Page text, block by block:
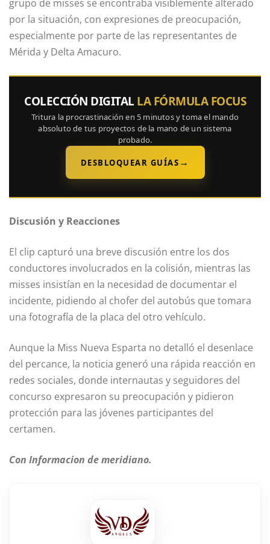
grupo de misses se encontraba visiblemente alterado
por la situación, con expresiones de preocupación,
especialmente por parte de las representantes de
Mérida y Delta Amacuro.
COLECCIÓN DIGITAL LA FÓRMULA FOCUS
Tritura la procrastinación en 5 minutos y toma el mando
absoluto de tus proyectos de la mano de un sistema
probado.
DESBLOQUEAR GUÍAS →
Discusión y Reacciones
El clip capturó una breve discusión entre los dos
conductores involucrados en la colisión, mientras las
misses insistían en la necesidad de documentar el
incidente, pidiendo al chofer del autobús que tomara
una fotografía de la placa del otro vehículo.
Aunque la Miss Nueva Esparta no detalló el desenlace
del percance, la noticia generó una rápida reacción en
redes sociales, donde internautas y seguidores del
concurso expresaron su preocupación y pidieron
protección para las jóvenes participantes del
certamen.
Con Informacion de meridiano.